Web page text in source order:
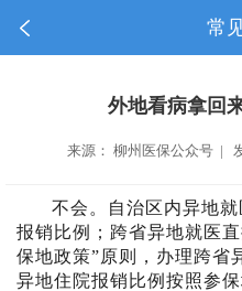
常
外地看病拿回
来源： 柳州医保公众号 |
不会。自治区内异地
报销比例；跨省异地就医
保地政策”原则，办理跨省
异地住院报销比例按照参